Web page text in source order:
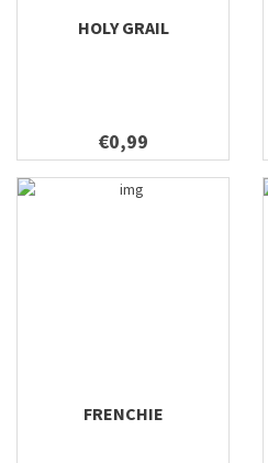
HOLY GRAIL
€0,99
FRENCHIE